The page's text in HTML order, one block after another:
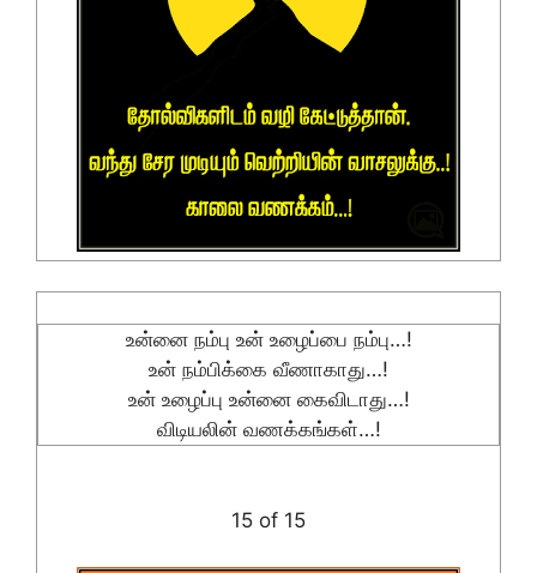
உன்னை நம்பு உன் உழைப்பை நம்பு…!
உன் நம்பிக்கை வீணாகாது…!
உன் உழைப்பு உன்னை கைவிடாது…!
விடியலின் வணக்கங்கள்…!
15 of 15